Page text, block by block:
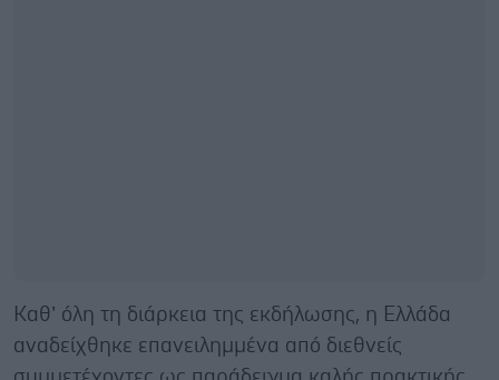
Καθ’ όλη τη διάρκεια της εκδήλωσης, η Ελλάδα
αναδείχθηκε επανειλημμένα από διεθνείς